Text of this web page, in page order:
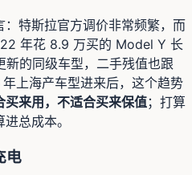
特斯拉官方调价非常频繁，而
年花 8.9 万买的 Model Y 长
的同级车型，二手残值也跟
上海产车型进来后，这个趋势
买来用，不适合买来保值；打算
总成本。
电